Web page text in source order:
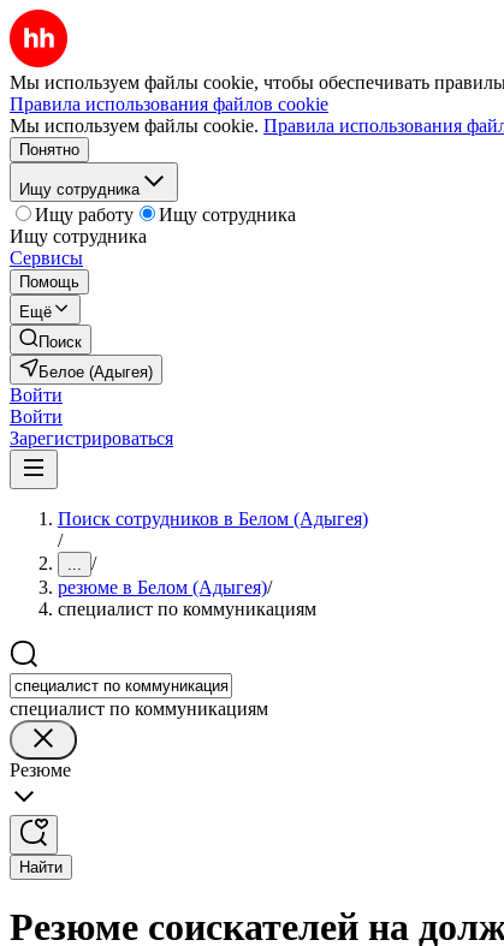
Мы используем файлы cookie, чтобы обеспечивать
Правила использования файлов cookie
Мы используем файлы cookie. Правила использования
Понятно
Ищу сотрудника
Ищу работу
Ищу сотрудника
Ищу сотрудника
Сервисы
Помощь
Ещё
Поиск
Белое (Адыгея)
Войти
Войти
Зарегистрироваться
Поиск сотрудников в Белом (Адыгея)
/
... /
резюме в Белом (Адыгея)/
специалист по коммуникациям
специалист по коммуникациям
Резюме
Найти
Резюме соискателей на